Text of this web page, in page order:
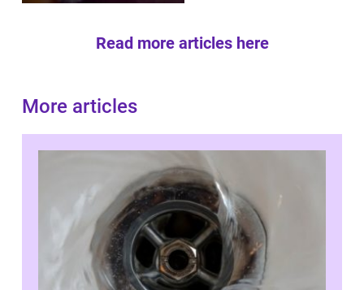
Read more articles here
More articles